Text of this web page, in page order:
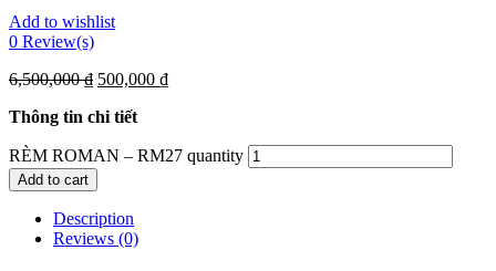
Add to wishlist
0 Review(s)
6,500,000₫ 500,000 ₫
Thông tin chi tiết
RÈM ROMAN – RM27 quantity
Add to cart
Description
Reviews (0)